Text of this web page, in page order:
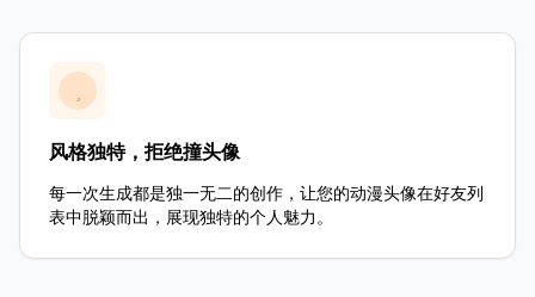
风格独特，拒绝撞头像
每一次生成都是独一无二的创作，让您的动漫头像在好友列
表中脱颖而出，展现独特的个人魅力。